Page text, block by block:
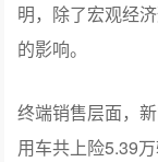
明，除了宏观经
的影响。
终端销售层面，
用车共上险5.39